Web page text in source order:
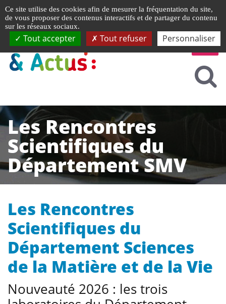
Les Rencontres
Scientifiques du
Département SMV
Les Rencontres
Scientifiques du
Département Sciences
de la Matière et de la Vie
Nouveauté 2026 : les trois
Ce site utilise des cookies afin de mesurer la fréquentation du site,
de vous proposer des contenus interactifs et de partager du contenu
sur les réseaux sociaux.
Tout accepter Tout refuser Personnaliser